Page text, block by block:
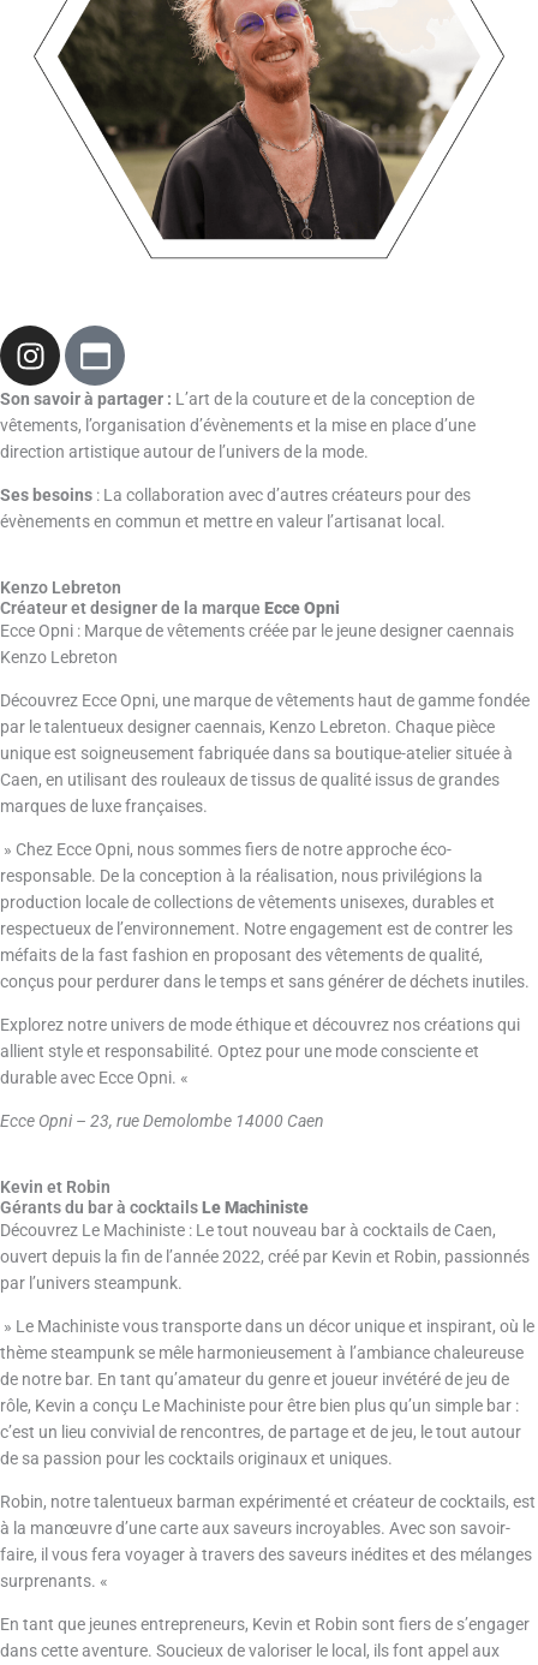
I
n
s
t
a
g
r
m
W
i
n
d
o
w
-
a
x
i
m
i
z
e
Son savoir à partager : L’art de la couture et de la conception de
vêtements, l’organisation d’évènements et la mise en place d’une
direction artistique autour de l’univers de la mode.
Ses besoins : La collaboration avec d’autres créateurs pour des
évènements en commun et mettre en valeur l’artisanat local.
Kenzo Lebreton
Créateur et designer de la marque Ecce Opni
Ecce Opni : Marque de vêtements créée par le jeune designer caennais
Kenzo Lebreton
Découvrez Ecce Opni, une marque de vêtements haut de gamme fondée
par le talentueux designer caennais, Kenzo Lebreton. Chaque pièce
unique est soigneusement fabriquée dans sa boutique-atelier située à
Caen, en utilisant des rouleaux de tissus de qualité issus de grandes
marques de luxe françaises.
» Chez Ecce Opni, nous sommes fiers de notre approche éco-
responsable. De la conception à la réalisation, nous privilégions la
production locale de collections de vêtements unisexes, durables et
respectueux de l’environnement. Notre engagement est de contrer les
méfaits de la fast fashion en proposant des vêtements de qualité,
conçus pour perdurer dans le temps et sans générer de déchets inutiles.
Explorez notre univers de mode éthique et découvrez nos créations qui
allient style et responsabilité. Optez pour une mode consciente et
durable avec Ecce Opni. «
Ecce Opni – 23, rue Demolombe 14000 Caen
Kevin et Robin
Gérants du bar à cocktailsLe Machiniste
Découvrez Le Machiniste : Le tout nouveau bar à cocktails de Caen,
ouvert depuis la fin de l’année 2022, créé par Kevin et Robin, passionnés
par l’univers steampunk.
» Le Machiniste vous transporte dans un décor unique et inspirant, où le
thème steampunk se mêle harmonieusement à l’ambiance chaleureuse
de notre bar. En tant qu’amateur du genre et joueur invétéré de jeu de
rôle, Kevin a conçu Le Machiniste pour être bien plus qu’un simple bar :
c’est un lieu convivial de rencontres, de partage et de jeu, le tout autour
de sa passion pour les cocktails originaux et uniques.
Robin, notre talentueux barman expérimenté et créateur de cocktails, est
à la manœuvre d’une carte aux saveurs incroyables. Avec son savoir-
faire, il vous fera voyager à travers des saveurs inédites et des mélanges
surprenants. «
En tant que jeunes entrepreneurs, Kevin et Robin sont fiers de s’engager
dans cette aventure. Soucieux de valoriser le local, ils font appel aux